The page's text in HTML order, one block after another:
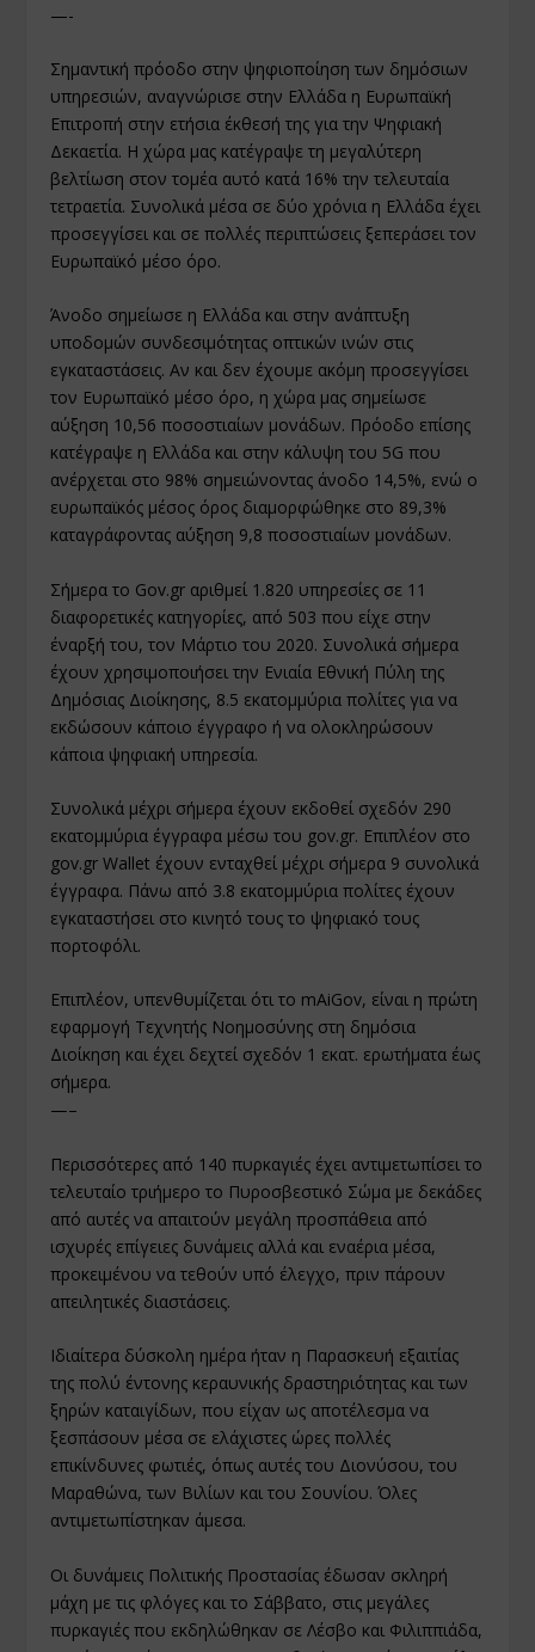
—-
Σημαντική πρόοδο στην ψηφιοποίηση των δημόσιων
υπηρεσιών, αναγνώρισε στην Ελλάδα η Ευρωπαϊκή
Επιτροπή στην ετήσια έκθεσή της για την Ψηφιακή
Δεκαετία. Η χώρα μας κατέγραψε τη μεγαλύτερη
βελτίωση στον τομέα αυτό κατά 16% την τελευταία
τετραετία. Συνολικά μέσα σε δύο χρόνια η Ελλάδα έχει
προσεγγίσει και σε πολλές περιπτώσεις ξεπεράσει τον
Ευρωπαϊκό μέσο όρο.
Άνοδο σημείωσε η Ελλάδα και στην ανάπτυξη
υποδομών συνδεσιμότητας οπτικών ινών στις
εγκαταστάσεις. Αν και δεν έχουμε ακόμη προσεγγίσει
τον Ευρωπαϊκό μέσο όρο, η χώρα μας σημείωσε
αύξηση 10,56 ποσοστιαίων μονάδων. Πρόοδο επίσης
κατέγραψε η Ελλάδα και στην κάλυψη του 5G που
ανέρχεται στο 98% σημειώνοντας άνοδο 14,5%, ενώ ο
ευρωπαϊκός μέσος όρος διαμορφώθηκε στο 89,3%
καταγράφοντας αύξηση 9,8 ποσοστιαίων μονάδων.
Σήμερα το Gov.gr αριθμεί 1.820 υπηρεσίες σε 11
διαφορετικές κατηγορίες, από 503 που είχε στην
έναρξή του, τον Μάρτιο του 2020. Συνολικά σήμερα
έχουν χρησιμοποιήσει την Ενιαία Εθνική Πύλη της
Δημόσιας Διοίκησης, 8.5 εκατομμύρια πολίτες για να
εκδώσουν κάποιο έγγραφο ή να ολοκληρώσουν
κάποια ψηφιακή υπηρεσία.
Συνολικά μέχρι σήμερα έχουν εκδοθεί σχεδόν 290
εκατομμύρια έγγραφα μέσω του gov.gr. Επιπλέον στο
gov.gr Wallet έχουν ενταχθεί μέχρι σήμερα 9 συνολικά
έγγραφα. Πάνω από 3.8 εκατομμύρια πολίτες έχουν
εγκαταστήσει στο κινητό τους το ψηφιακό τους
πορτοφόλι.
Επιπλέον, υπενθυμίζεται ότι το mAiGov, είναι η πρώτη
εφαρμογή Τεχνητής Νοημοσύνης στη δημόσια
Διοίκηση και έχει δεχτεί σχεδόν 1 εκατ. ερωτήματα έως
σήμερα.
—–
Περισσότερες από 140 πυρκαγιές έχει αντιμετωπίσει το
τελευταίο τριήμερο το Πυροσβεστικό Σώμα με δεκάδες
από αυτές να απαιτούν μεγάλη προσπάθεια από
ισχυρές επίγειες δυνάμεις αλλά και εναέρια μέσα,
προκειμένου να τεθούν υπό έλεγχο, πριν πάρουν
απειλητικές διαστάσεις.
Ιδιαίτερα δύσκολη ημέρα ήταν η Παρασκευή εξαιτίας
της πολύ έντονης κεραυνικής δραστηριότητας και των
ξηρών καταιγίδων, που είχαν ως αποτέλεσμα να
ξεσπάσουν μέσα σε ελάχιστες ώρες πολλές
επικίνδυνες φωτιές, όπως αυτές του Διονύσου, του
Μαραθώνα, των Βιλίων και του Σουνίου. Όλες
αντιμετωπίστηκαν άμεσα.
Οι δυνάμεις Πολιτικής Προστασίας έδωσαν σκληρή
μάχη με τις φλόγες και το Σάββατο, στις μεγάλες
πυρκαγιές που εκδηλώθηκαν σε Λέσβο και Φιλιππιάδα,